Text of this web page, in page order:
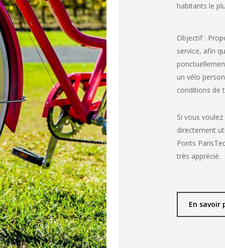
habitants le
Objectif :
service, afin
un vélo
conditions de
Si vous
directement
Ponts
très apprécié.
En savoir